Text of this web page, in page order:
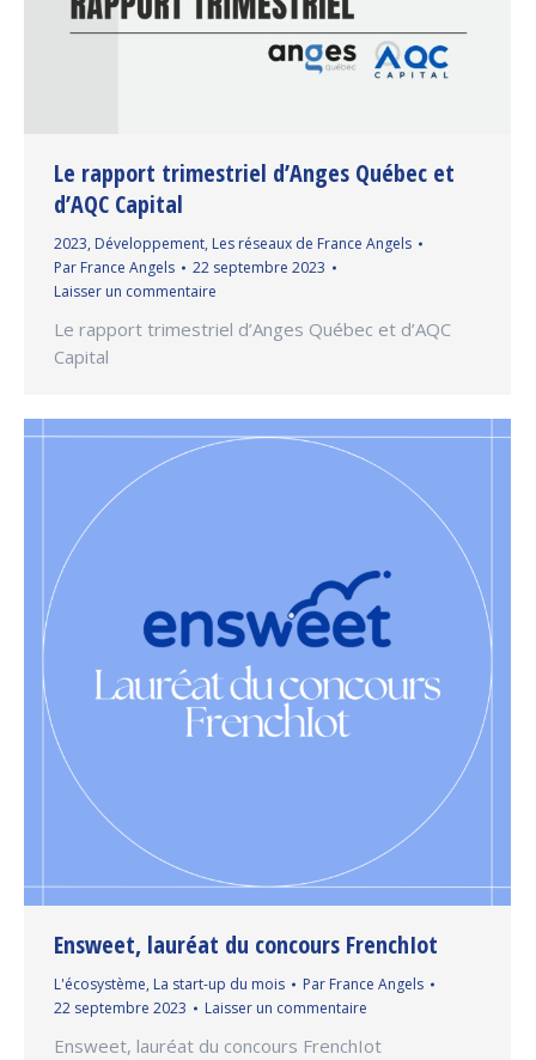
Le rapport trimestriel d’Anges Québec et
d’AQC Capital
2023, Développement, Les réseaux de France Angels
Par France Angels
22 septembre 2023
Laisser un commentaire
Le rapport trimestriel d’Anges Québec et d’AQC
Capital
Ensweet, lauréat du concours FrenchIot
L'écosystème, La start-up du mois Par France Angels
22 septembre 2023
Laisser un commentaire
Ensweet, lauréat du concours FrenchIot